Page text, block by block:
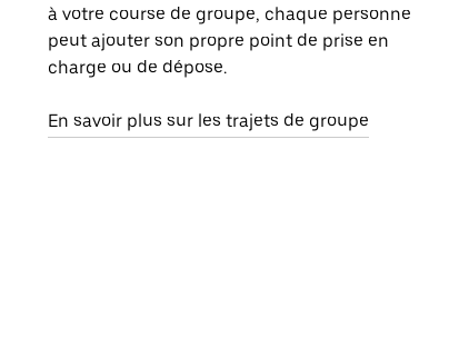
à votre course de groupe, chaque personne
peut ajouter son propre point de prise en
charge ou de dépose.
En savoir plus sur les trajets de groupe